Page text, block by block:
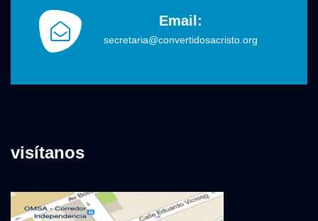
Email:
secretaria@convertidosacristo.org
visítanos